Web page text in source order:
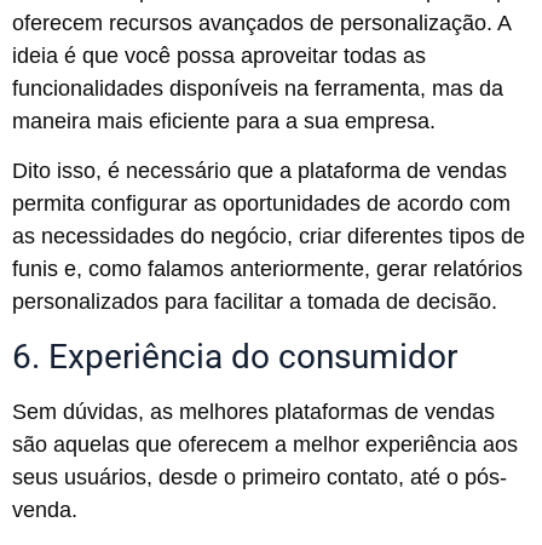
oferecem recursos avançados de personalização. A
ideia é que você possa aproveitar todas as
funcionalidades disponíveis na ferramenta, mas da
maneira mais eficiente para a sua empresa.
Dito isso, é necessário que a plataforma de vendas
permita configurar as oportunidades de acordo com
as necessidades do negócio, criar diferentes tipos de
funis e, como falamos anteriormente, gerar relatórios
personalizados para facilitar a tomada de decisão.
6. Experiência do consumidor
Sem dúvidas, as melhores plataformas de vendas
são aquelas que oferecem a melhor experiência aos
seus usuários, desde o primeiro contato, até o pós-
venda.